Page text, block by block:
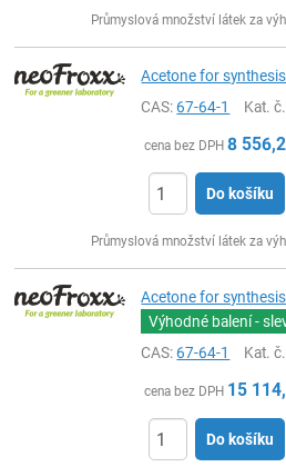
Průmyslová množství látek za
Acetone for
CAS:67-64-1 Kat. č.
cena bez DPH 8
Do košíku
Průmyslová množství látek za
Acetone for
Výhodné balení -
CAS:67-64-1 Kat. č.
cena bez DPH 15
Do košíku